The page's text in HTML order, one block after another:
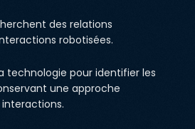
des relations
robotisées.
technologie pour identifier les
une approche